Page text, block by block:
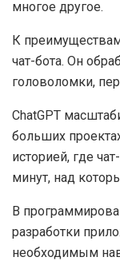
многое другое.
К
чат-бота. Он
головоломки,
ChatGPT
больших
историей, где
минут, над
В
разработки
необходимым